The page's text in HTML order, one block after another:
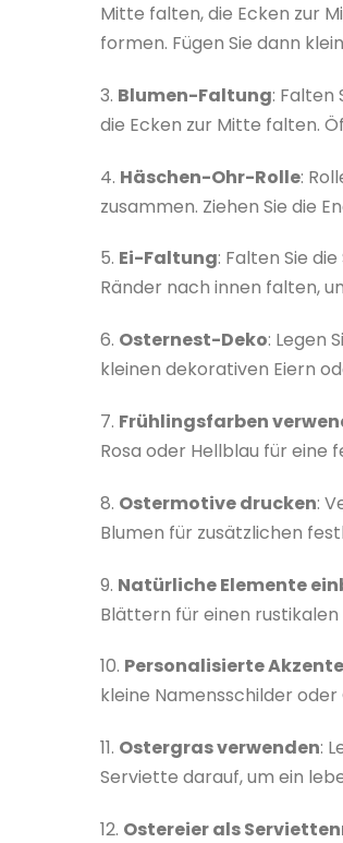
Mitte falten, die Ecken zur
formen. Fügen Sie dann
3. Blumen-Faltung: Falten
die Ecken zur Mitte falten.
4. Häschen-Ohr-Rolle:
zusammen. Ziehen Sie die
5. Ei-Faltung: Falten Sie
Ränder nach innen falten,
6. Osternest-Deko: Legen
kleinen dekorativen Eiern
7. Frühlingsfarben
Rosa oder Hellblau für eine
8. Ostermotive drucken:
Blumen für zusätzlichen
9. Natürliche Elemente
Blättern für einen rustikalen
10. Personalisierte Akzente
kleine Namensschilder
11. Ostergras verwenden:
Serviette darauf, um ein
12. Ostereier als